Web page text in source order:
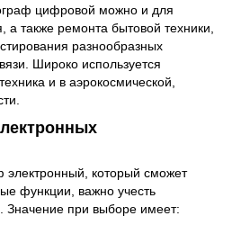
цифровой можно и для
а также ремонта бытовой техники,
разнообразных
Широко используется
и в аэрокосмической,
электронный, который сможет
функции, важно учесть
Значение при выборе имеет: